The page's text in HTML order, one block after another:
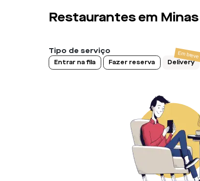
Restaurantes em
Tipo de serviço
Entrar na fila Fazer reserva Delivery